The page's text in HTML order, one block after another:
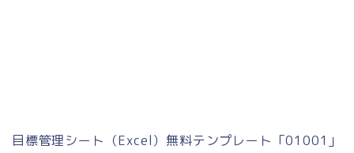
目標管理シート（Excel）無料テンプレート「01001」